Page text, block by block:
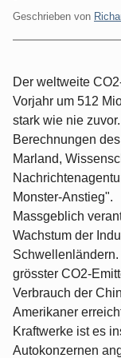
Geschrieben von
Der weltweite
Vorjahr um 512
stark wie nie
Berechnungen
Marland,
Monster-Anstieg".
Massgeblich
Wachstum der
grösster CO2-
Verbrauch der
Amerikaner
Kraftwerke ist es
Autokonzernen